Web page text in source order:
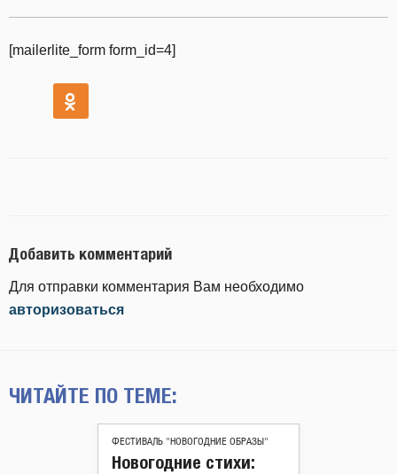
[mailerlite_form form_id=4]
Добавить комментарий
Для отправки комментария Вам необходимо
авторизоваться
ЧИТАЙТЕ ПО ТЕМЕ:
ФЕСТИВАЛЬ "НОВОГОДНИЕ ОБРАЗЫ"
Новогодние стихи: